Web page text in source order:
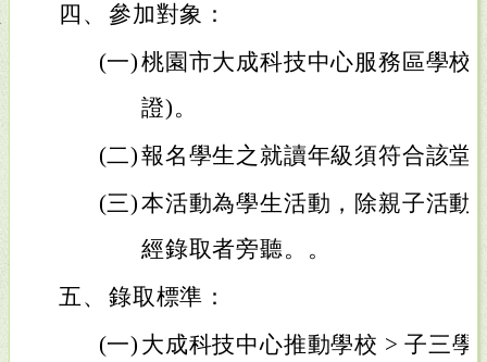
四、 參加對象：
(一)桃園市大成科技中心服務區學校
證)。
(二)報名學生之就讀年級須符合該堂
(三)本活動為學生活動，除親子活動
經錄取者旁聽。。
五、 錄取標準：
(一) 大成科技中心推動學校 > 子三學